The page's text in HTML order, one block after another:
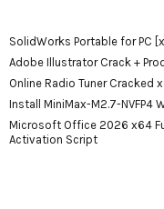
SolidWorks Portable for PC
Adobe Illustrator Crack +
Online Radio Tuner Cracked
Install MiniMax-M2.7-NVFP4
Microsoft Office 2026 x64
Activation Script